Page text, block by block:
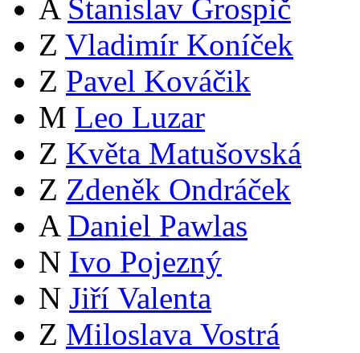
A Stanislav Grospič
Z Vladimír Koníček
Z Pavel Kováčik
M Leo Luzar
Z Květa Matušovská
Z Zdeněk Ondráček
A Daniel Pawlas
N Ivo Pojezný
N Jiří Valenta
Z Miloslava Vostrá